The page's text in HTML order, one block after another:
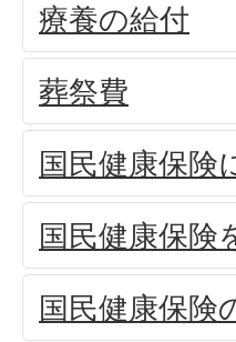
療養の給付
葬祭費
国民健康保険
国民健康保険
国民健康保険